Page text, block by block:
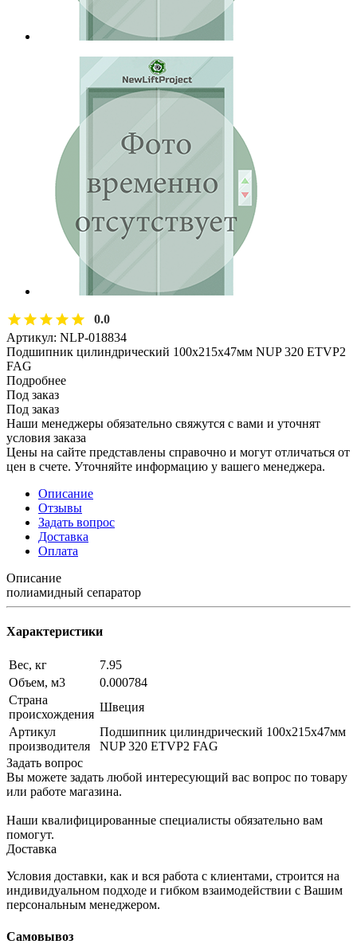
0.0
Артикул: NLP-018834
Подшипник цилиндрический 100х215х47мм NUP 320 ETVP2
FAG
Подробнее
Под заказ
Под заказ
Наши менеджеры обязательно свяжутся с вами и уточнят
условия заказа
Цены на сайте представлены справочно и могут отличаться от
цен в счете. Уточняйте информацию у вашего менеджера.
Описание
Отзывы
Задать вопрос
Доставка
Оплата
Описание
полиамидный сепаратор
Характеристики
Вес, кг
7.95
Объем, м3
0.000784
Страна
происхождения
Швеция
Артикул
производителя
Подшипник цилиндрический 100х215х47мм
NUP 320 ETVP2 FAG
Задать вопрос
Вы можете задать любой интересующий вас вопрос по товару
или работе магазина.
Наши квалифицированные специалисты обязательно вам
помогут.
Доставка
Условия доставки, как и вся работа с клиентами, строится на
индивидуальном подходе и гибком взаимодействии с Вашим
персональным менеджером.
Самовывоз